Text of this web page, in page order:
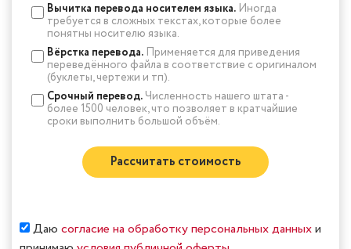
Вычитка перевода носителем языка. Иногда
требуется в сложных текстах, которые более
понятны носителю языка.
Вёрстка перевода.
Применяется для приведения
переведённого файла в соответствие с оригиналом
(буклеты, чертежи и тп).
Срочный перевод. Численность нашего штата -
более 1500 человек, что позволяет в кратчайшие
сроки выполнить большой объём.
Рассчитать стоимость
Даю согласие на обработку персональных данных и